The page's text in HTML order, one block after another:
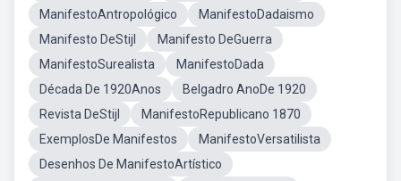
ManifestoAntropológico
ManifestoDadaismo
Manifesto DeStijl
Manifesto DeGuerra
ManifestoSurealista
ManifestoDada
Década De 1920Anos
Belgadro AnoDe 1920
Revista DeStijl
ManifestoRepublicano 1870
ExemplosDe Manifestos
ManifestoVersatilista
Desenhos De ManifestoArtístico